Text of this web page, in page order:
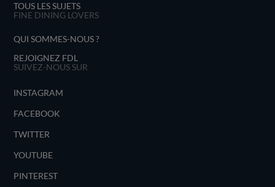
TOUS LES SUJETS
FINE DINING LOVERS
QUI SOMMES-NOUS ?
REJOIGNEZ FDL
SUIVEZ-NOUS SUR
INSTAGRAM
FACEBOOK
TWITTER
YOUTUBE
PINTEREST